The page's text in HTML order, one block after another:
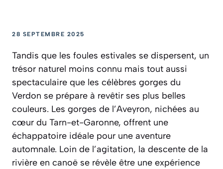
28 SEPTEMBRE 2025
Tandis que les foules estivales se dispersent, un
trésor naturel moins connu mais tout aussi
spectaculaire que les célèbres gorges du
Verdon se prépare à revêtir ses plus belles
couleurs. Les gorges de l’Aveyron, nichées au
cœur du Tarn-et-Garonne, offrent une
échappatoire idéale pour une aventure
automnale. Loin de l’agitation, la descente de la
rivière en canoë se révèle être une expérience